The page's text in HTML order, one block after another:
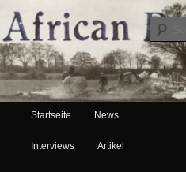
African Paper
Hauptmenü
Zum Inhalt wechseln
Zum sekundären Inhalt wechseln
Startseite News
Interviews Artikel